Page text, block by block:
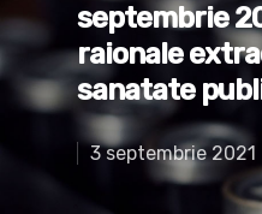
septembrie
raionale
sanatate
3 septembrie 2021